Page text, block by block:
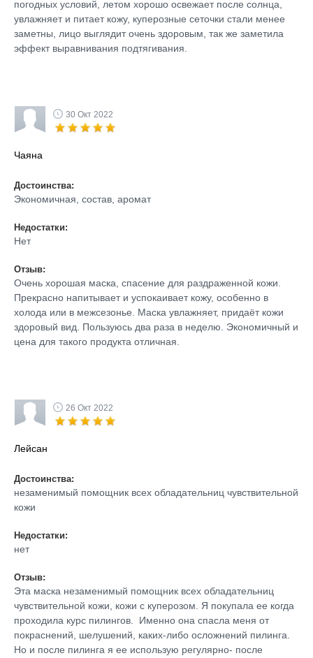
погодных условий, летом хорошо освежает после солнца,
увлажняет и питает кожу, куперозные сеточки стали менее
заметны, лицо выглядит очень здоровым, так же заметила
эффект выравнивания подтягивания.
30 Окт 2022
Чаяна
Достоинства:
Экономичная, состав, аромат
Недостатки:
Нет
Отзыв:
Очень хорошая маска, спасение для раздраженной кожи.
Прекрасно напитывает и успокаивает кожу, особенно в
холода или в межсезонье. Маска увлажняет, придаёт кожи
здоровый вид. Пользуюсь два раза в неделю. Экономичный и
цена для такого продукта отличная.
26 Окт 2022
Лейсан
Достоинства:
незаменимый помощник всех обладательниц чувствительной
кожи
Недостатки:
нет
Отзыв:
Эта маска незаменимый помощник всех обладательниц
чувствительной кожи, кожи с куперозом. Я покупала ее когда
проходила курс пилингов. Именно она спасла меня от
покраснений, шелушений, каких-либо осложнений пилинга.
Но и после пилинга я ее использую регулярно- после